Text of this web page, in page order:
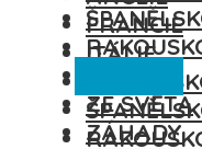
FRANCIE
ITÁLIE
ZE SVĚTA
ZÁHADY